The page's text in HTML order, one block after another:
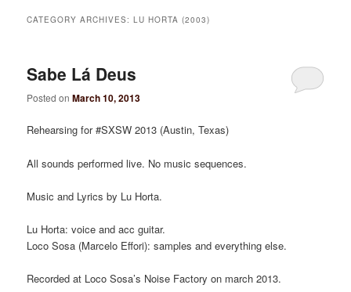
CATEGORY ARCHIVES:LU HORTA (2003)
Sabe Lá Deus
Posted onMarch 10, 2013
Rehearsing for #SXSW 2013 (Austin, Texas)
All sounds performed live. No music sequences.
Music and Lyrics by Lu Horta.
Lu Horta: voice and acc guitar.
Loco Sosa (Marcelo Effori): samples and everything else.
Recorded at Loco Sosa’s Noise Factory on march 2013.